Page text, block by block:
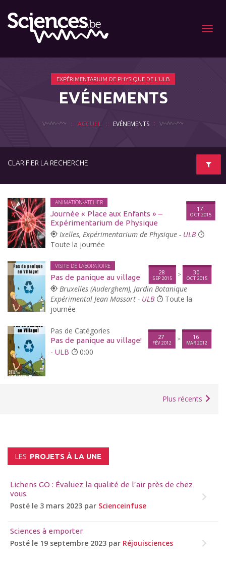
Menu
EXPÉRIMENTARIUM DE PHYSIQUE DE L'ULB
EVÉNEMENTS
ACCUEIL EVÉNEMENTS
CLARIFIER LA RECHERCHE
ANIMATION-ATELIER
Journée « Place aux Enfants » –
Expérimentarium de Physique
17
OCT 2015
Ixelles, Expérimentarium de Physique - ULB
Toute la journée
VISITE DE LABORATOIRE
Pas de panique au village
28
SEP 2015
> 30
OCT 2015
Bruxelles (Auderghem), Jardin Botanique
Expérimental Jean Massart - ULB
Toute la
journée
Pas de Catégories
Pas de panique au village! 27
FÉV 2012
> 16
MAR 2012
- ULB 0:00
Plus récents
LES PROJETS À LA UNE
Lichens GO : Évaluez la qualité de l’air près de chez
vous.
Posté le 3 mars 2023 par Scienceinfuse
Sciences à emporter
Posté le 19 septembre 2023 par Réjouisciences